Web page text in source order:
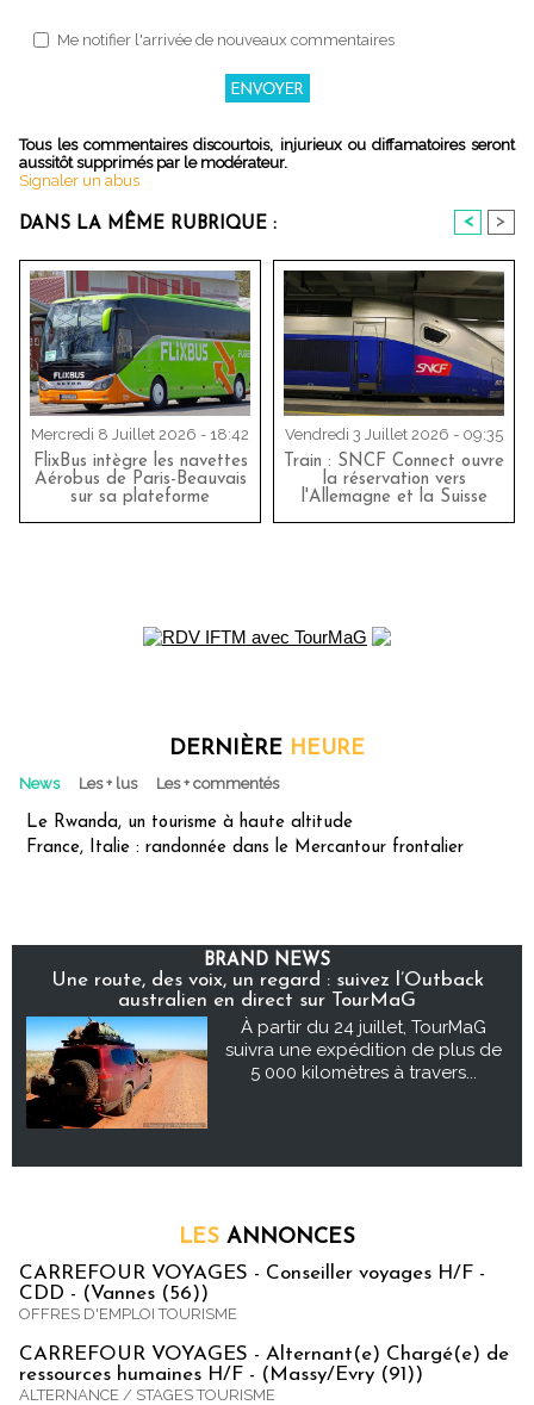
Me notifier l'arrivée de nouveaux commentaires
Tous les commentaires discourtois, injurieux ou diffamatoires seront
aussitôt supprimés par le modérateur.
Signaler un abus
DANS LA MÊME RUBRIQUE : < >
Mercredi 8 Juillet 2026 - 18:42
FlixBus intègre les navettes
Aérobus de Paris-Beauvais
sur sa plateforme
Vendredi 3 Juillet 2026 - 09:35
Train : SNCF Connect ouvre
la réservation vers
l'Allemagne et la Suisse
DERNIÈRE HEURE
News Les + lus Les + commentés
Le Rwanda, un tourisme à haute altitude
France, Italie : randonnée dans le Mercantour frontalier
BRAND NEWS
Une route, des voix, un regard : suivez l’Outback
australien en direct sur TourMaG
À partir du 24 juillet, TourMaG
suivra une expédition de plus de
5 000 kilomètres à travers...
LES ANNONCES
CARREFOUR VOYAGES - Conseiller voyages H/F -
CDD - (Vannes (56))
OFFRES D'EMPLOI TOURISME
CARREFOUR VOYAGES - Alternant(e) Chargé(e) de
ressources humaines H/F - (Massy/Evry (91))
ALTERNANCE / STAGES TOURISME